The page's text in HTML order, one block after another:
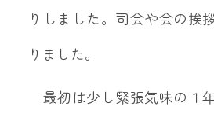
りしました。司会や会の挨
りました。
最初は少し緊張気味の１